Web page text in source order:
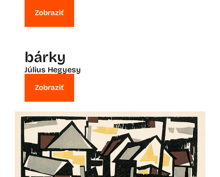
Zobraziť
bárky
Július Hegyesy
Zobraziť